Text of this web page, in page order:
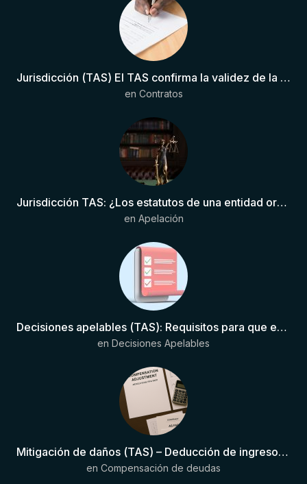
Jurisdicción (TAS) El TAS confirma la validez de la cláusula de sumisión jurisdiccional en el contrato del futbolista.
en Contratos
Jurisdicción TAS: ¿Los estatutos de una entidad organizadora de una liga de fútbol pueden otorgar competencia de forma directa al TAS?
en Apelación
Decisiones apelables (TAS): Requisitos para que exista una decisión
en Decisiones Apelables
Mitigación de daños (TAS) – Deducción de ingresos comprobados según el artículo 6(2)(b) del Anexo 2 RSTP FIFA
en Compensación de deudas